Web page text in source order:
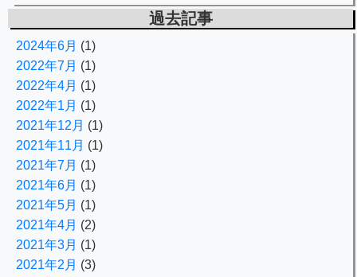
過去記事
2024年6月 (1)
2022年7月 (1)
2022年4月 (1)
2022年1月 (1)
2021年12月 (1)
2021年11月 (1)
2021年7月 (1)
2021年6月 (1)
2021年5月 (1)
2021年4月 (2)
2021年3月 (1)
2021年2月 (3)